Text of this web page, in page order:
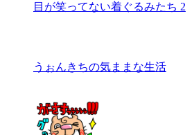
目が笑ってない着ぐるみたち 2
うぉんきちの気ままな生活